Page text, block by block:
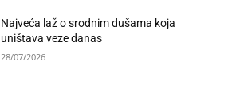
Najveća laž o srodnim dušama koja
uništava veze danas
28/07/2026